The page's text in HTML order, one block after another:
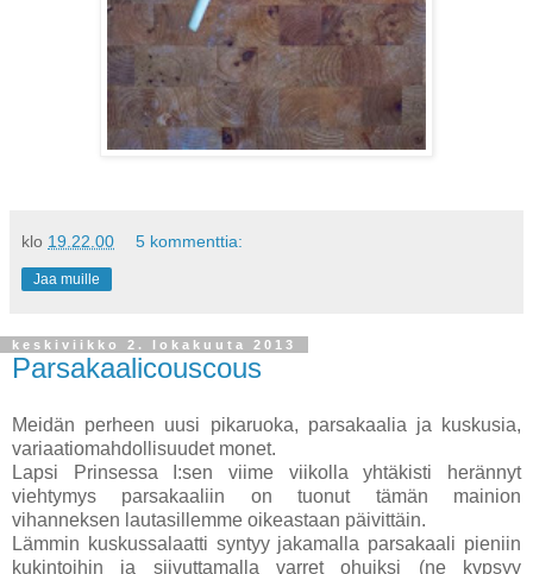
klo 19.22.00 5 kommenttia:
Jaa muille
keskiviikko 2. lokakuuta 2013
Parsakaalicouscous
Meidän perheen uusi pikaruoka, parsakaalia ja kuskusia,
variaatiomahdollisuudet monet.
Lapsi Prinsessa I:sen viime viikolla yhtäkisti herännyt
viehtymys parsakaaliin on tuonut tämän mainion
vihanneksen lautasillemme oikeastaan päivittäin.
Lämmin kuskussalaatti syntyy jakamalla parsakaali pieniin
kukintoihin ja siivuttamalla varret ohuiksi (ne kypsyy